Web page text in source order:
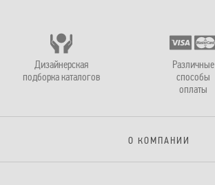
Дизайнерская
подборка каталогов
Различные
способы
оплаты
О КОМПАНИИ